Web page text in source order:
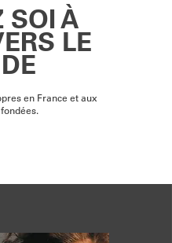
SOI À
LE
en France et aux